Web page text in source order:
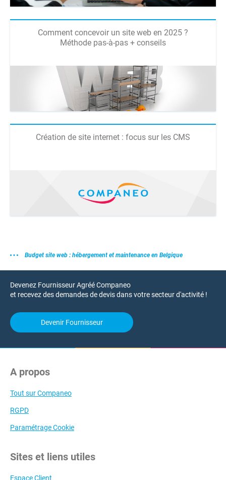
Comment concevoir un site web en 2025 ?
Méthode pas-à-pas + conseils
Création de site internet : focus sur les CMS
Budget site web : hébergement et maintenance en Belgique
Devenez Fournisseur Agréé Companeo
et recevez des demandes de devis dans votre secteur d'activité !
Devenir Fournisseur
A propos
Tout sur Companeo
RGPD
Paramétrage Cookie
Sites et liens utiles
Espace Client